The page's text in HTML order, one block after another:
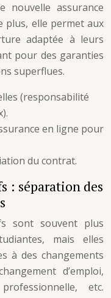
nouvelle assurance
plus, elle permet aux
adaptée à leurs
pour des garanties
superflues.
(responsabilité
en ligne pour
du contrat.
: séparation des
sont souvent plus
mais elles
à des changements
d’emploi,
etc.